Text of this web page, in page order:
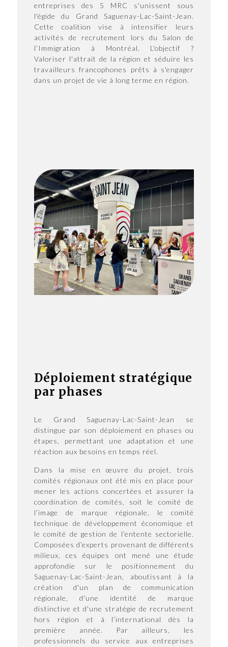
entreprises des 5 MRC s'unissent sous
l'égide du Grand Saguenay-Lac-Saint-Jean.
Cette coalition vise à intensifier leurs
activités de recrutement lors du Salon de
l’Immigration à Montréal. L'objectif ?
Valoriser l'attrait de la région et séduire les
travailleurs francophones prêts à s'engager
dans un projet de vie à long terme en région.
Déploiement stratégique
par phases
Le Grand Saguenay-Lac-Saint-Jean se
distingue par son déploiement en phases ou
étapes, permettant une adaptation et une
réaction aux besoins en temps réel.
Dans la mise en œuvre du projet, trois
comités régionaux ont été mis en place pour
mener les actions concertées et assurer la
coordination de comités, soit le comité de
l’image de marque régionale, le comité
technique de développement économique et
le comité de gestion de l’entente sectorielle.
Composées d’experts provenant de différents
milieux, ces équipes ont mené une étude
approfondie sur le positionnement du
Saguenay-Lac-Saint-Jean, aboutissant à la
création d'un plan de communication
régionale, d'une identité de marque
distinctive et d'une stratégie de recrutement
hors région et à l’international dès la
première année. Par ailleurs, les
professionnels du service aux entreprises